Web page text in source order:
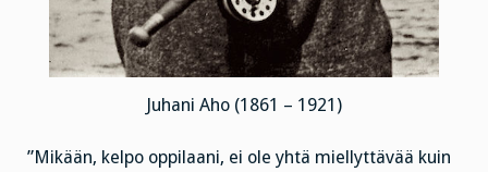
Juhani Aho (1861 – 1921)
”Mikään, kelpo oppilaani, ei ole yhtä miellyttävää kuin